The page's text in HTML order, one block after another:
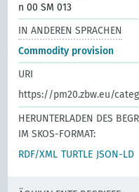
n 00 SM 013
IN ANDEREN SPRACHEN
Commodity provision
URI
https://pm20.zbw.eu/
HERUNTERLADEN DES
IM SKOS-FORMAT:
RDF/XML TURTLE JSON-LD